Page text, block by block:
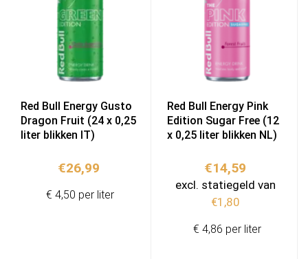
Red Bull Energy Gusto
Dragon Fruit (24 x 0,25
liter blikken IT)
€26,99
€ 4,50 per liter
Red Bull Energy Pink
Edition Sugar Free (12
x 0,25 liter blikken NL)
€14,59
excl. statiegeld van
€1,80
€ 4,86 per liter